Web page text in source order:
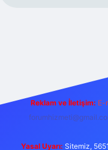
Reklam ve İletişim: E-
Yasal Uyarı: Sitemiz,